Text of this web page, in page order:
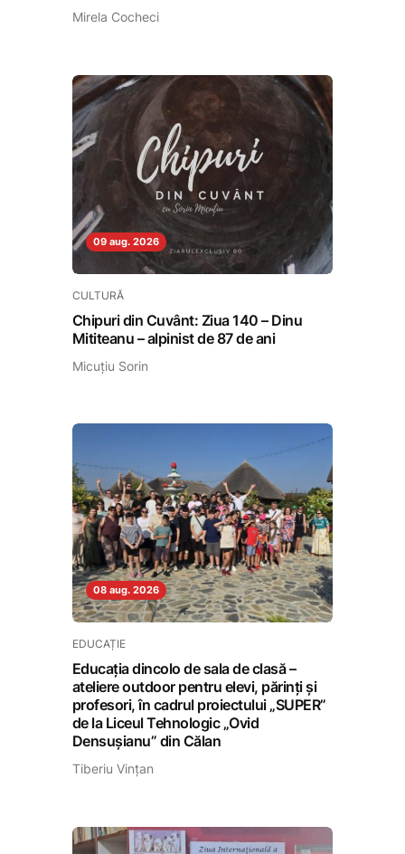
Mirela Cocheci
09 aug. 2026
CULTURĂ
Chipuri din Cuvânt: Ziua 140 – Dinu
Mititeanu – alpinist de 87 de ani
Micuțiu Sorin
08 aug. 2026
EDUCAȚIE
Educația dincolo de sala de clasă –
ateliere outdoor pentru elevi, părinți și
profesori, în cadrul proiectului „SUPER”
de la Liceul Tehnologic „Ovid
Densușianu” din Călan
Tiberiu Vințan